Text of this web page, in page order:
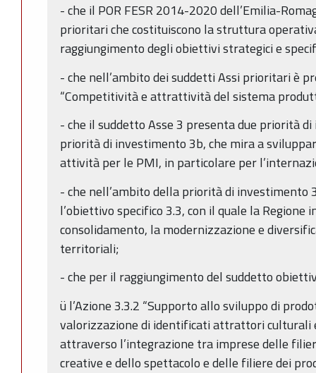
- che il POR FESR 2014-2020 dell’Emilia-
prioritari che costituiscono la struttura
raggiungimento degli obiettivi strategici e
- che nell’ambito dei suddetti Assi prioritari è
“Competitività e attrattività del sistema
- che il suddetto Asse 3 presenta due priorità
priorità di investimento 3b, che mira a
attività per le PMI, in particolare per
- che nell’ambito della priorità di investimento
l’obiettivo specifico 3.3, con il quale la Regione
consolidamento, la modernizzazione e
territoriali;
- che per il raggiungimento del suddetto
ü l’Azione 3.3.2 “Supporto allo sviluppo di
valorizzazione di identificati attrattori culturali
attraverso l’integrazione tra imprese delle
creative e dello spettacolo e delle filiere dei